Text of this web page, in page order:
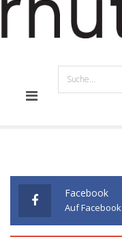
Facebook
Auf